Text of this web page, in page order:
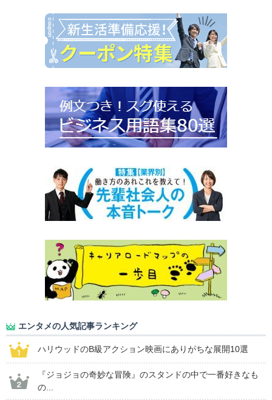
エンタメの人気記事ランキング
ハリウッドのB級アクション映画にありがちな展開10選
『ジョジョの奇妙な冒険』のスタンドの中で一番好きなも
の...